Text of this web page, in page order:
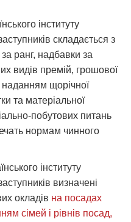
інституту
складається з
ранг, надбавки за
видів премій, грошової
щорічної
та матеріальної
побутових питань
нормам чинного
інституту
визначені
окладів на посадах
сімей і рівнів посад,